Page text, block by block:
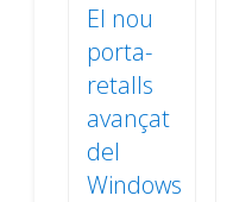
El nou
porta-
retalls
avançat
del
Windows